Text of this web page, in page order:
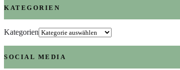
KATEGORIEN
Kategorien
SOCIAL MEDIA